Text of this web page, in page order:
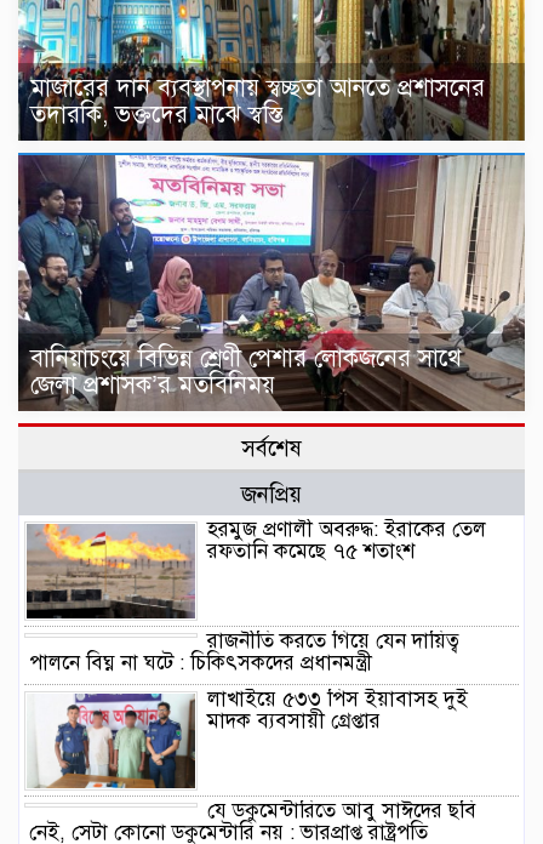
মাজারের দান ব্যবস্থাপনায় স্বচ্ছতা আনতে প্রশাসনের
তদারকি, ভক্তদের মাঝে স্বস্তি
বানিয়াচংয়ে বিভিন্ন শ্রেণী পেশার লোকজনের সাথে
জেলা প্রশাসক’র মতবিনিময়
সর্বশেষ
জনপ্রিয়
হরমুজ প্রণালী অবরুদ্ধ: ইরাকের তেল
রফতানি কমেছে ৭৫ শতাংশ
রাজনীতি করতে গিয়ে যেন দায়িত্ব
পালনে বিঘ্ন না ঘটে : চিকিৎসকদের প্রধানমন্ত্রী
লাখাইয়ে ৫৩৩ পিস ইয়াবাসহ দুই
মাদক ব্যবসায়ী গ্রেপ্তার
যে ডকুমেন্টারিতে আবু সাঈদের ছবি
নেই, সেটা কোনো ডকুমেন্টারি নয় : ভারপ্রাপ্ত রাষ্ট্রপতি